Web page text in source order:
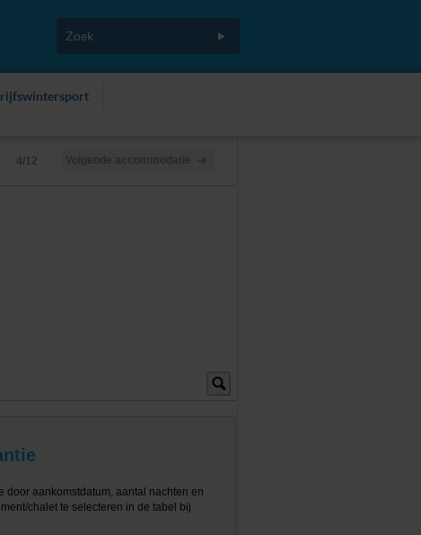
4/12
door aankomstdatum, aantal nachten en
chalet te selecteren in de tabel bij